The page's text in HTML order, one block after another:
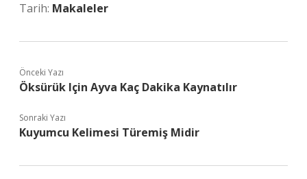
Tarih: Makaleler
Önceki Yazı
Öksürük Için Ayva Kaç Dakika Kaynatılır
Sonraki Yazı
Kuyumcu Kelimesi Türemiş Midir